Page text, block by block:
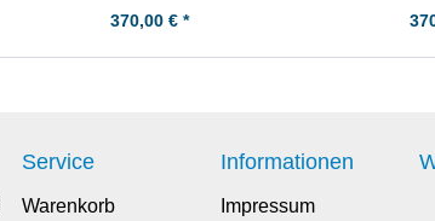
370,00 € *
Service
Warenkorb
Informationen
Impressum